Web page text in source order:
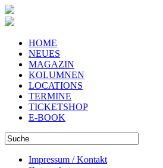
HOME
NEUES
MAGAZIN
KOLUMNEN
LOCATIONS
TERMINE
TICKETSHOP
E-BOOK
Impressum / Kontakt